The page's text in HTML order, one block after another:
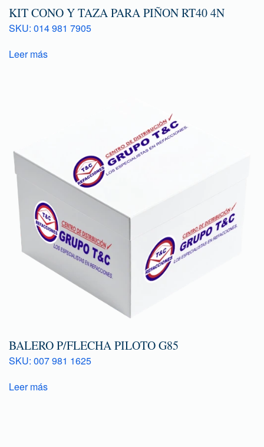
KIT CONO Y TAZA PARA PIÑON RT40 4N
SKU: 014 981 7905
Leer más
BALERO P/FLECHA PILOTO G85
SKU: 007 981 1625
Leer más